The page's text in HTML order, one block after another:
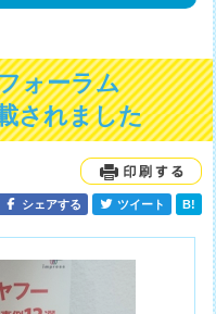
ォーラム
されました
シェアする ツイート B!